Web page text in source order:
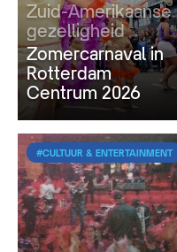
Zuid-Amerikaanse
gezelligheid
Zomercarnaval in
Rotterdam
Centrum 2026
#CULTUUR & ENTERTAINMENT